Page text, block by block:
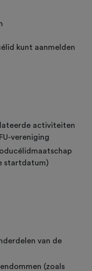
kunt aanmelden
activiteiten
vereniging
startdatum)
van de
(zoals